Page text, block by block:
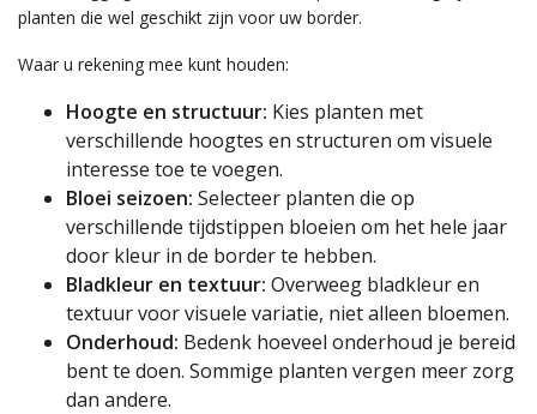
planten die wel geschikt zijn voor uw border.
Waar u rekening mee kunt houden:
Hoogte en structuur: Kies planten met
verschillende hoogtes en structuren om visuele
interesse toe te voegen.
Bloei seizoen: Selecteer planten die op
verschillende tijdstippen bloeien om het hele jaar
door kleur in de border te hebben.
Bladkleur en textuur: Overweeg bladkleur en
textuur voor visuele variatie, niet alleen bloemen.
Onderhoud: Bedenk hoeveel onderhoud je bereid
bent te doen. Sommige planten vergen meer zorg
dan andere.